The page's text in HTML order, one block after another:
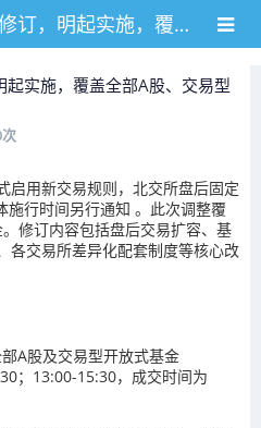
沪深北交易规则同步修订，明起实施，覆盖全部A股、交易型开放式基金
实施，覆盖全部A股、交易型
次
启用新交易规则，北交所盘后固定
行时间另行通知 。此次调整覆
修订内容包括盘后交易扩容、基
各交易所差异化配套制度等核心改
A股及交易型开放式基金
；13:00-15:30，成交时间为